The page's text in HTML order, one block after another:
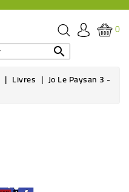
0

Livres Jo Le Paysan 3 -